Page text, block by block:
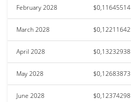
February 2028 $0,11645514
March 2028 $0,12211642
April 2028 $0,13232938
May 2028 $0,12683873
June 2028 $0,12374298